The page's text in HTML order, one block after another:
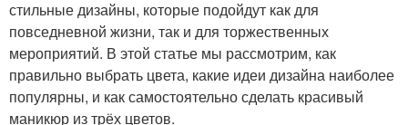
стильные дизайны, которые подойдут как для
повседневной жизни, так и для торжественных
мероприятий. В этой статье мы рассмотрим, как
правильно выбрать цвета, какие идеи дизайна наиболее
популярны, и как самостоятельно сделать красивый
маникюр из трёх цветов.